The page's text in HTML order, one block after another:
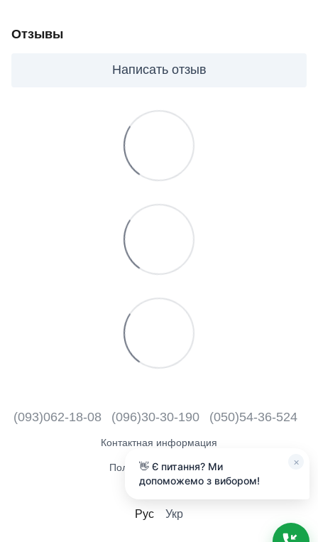
Отзывы
Написать отзыв
(093)062-18-08 (096)30-30-190 (050)54-36-524
Контактная информация
Полная версия сайта
Рус Укр
×
👋 Є питання? Ми
допоможемо з вибором!